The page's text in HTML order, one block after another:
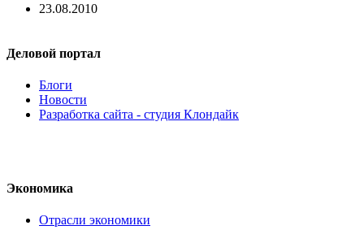
23.08.2010
Деловой портал
Блоги
Новости
Разработка сайта - студия Клондайк
Экономика
Отрасли экономики